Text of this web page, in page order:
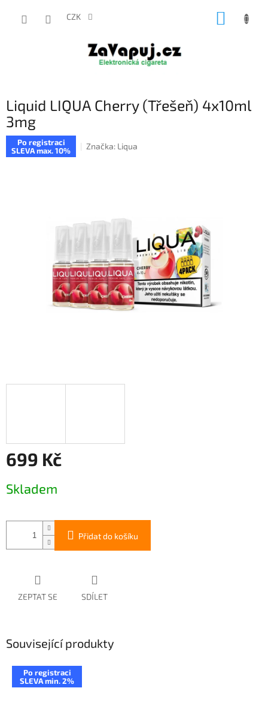
CZK
Liquid LIQUA Cherry (Třešeň) 4x10ml
3mg
Po registraci
SLEVA max. 10%
Značka: Liqua
699 Kč
cena:
Skladem
Přidat do košíku
ZEPTAT SE SDÍLET
Související produkty
Po registraci
SLEVA min. 2%